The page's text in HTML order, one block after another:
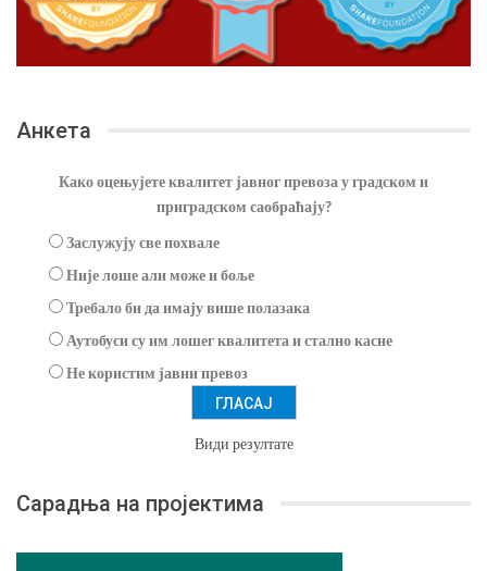
Анкета
Како оцењујете квалитет јавног превоза у градском и
приградском саобраћају?
Заслужују све похвале
Није лоше али може и боље
Требало би да имају више полазака
Аутобуси су им лошег квалитета и стално касне
Не користим јавни превоз
Види резултате
Сарадња на пројектима